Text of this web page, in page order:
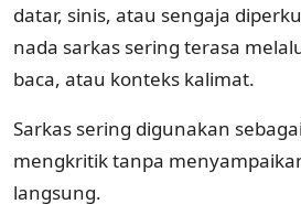
datar, sinis, atau sengaja
nada sarkas sering terasa
baca, atau konteks kalimat.
Sarkas sering digunakan
mengkritik tanpa
langsung.